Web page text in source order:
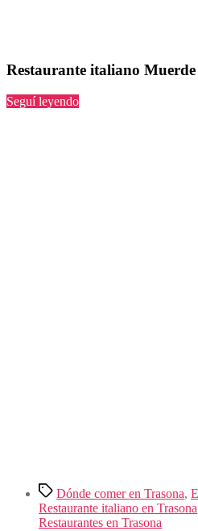
Restaurante italiano Muerde
Seguí leyendo“Muerde
Etiquetas
Dónde comer en Trasona,
Restaurante italiano en Trasona
Restaurantes en Trasona